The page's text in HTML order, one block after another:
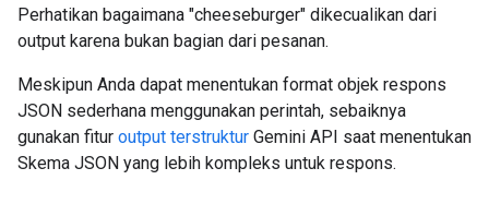
Perhatikan bagaimana "cheeseburger" dikecualikan dari
output karena bukan bagian dari pesanan.
Meskipun Anda dapat menentukan format objek respons
JSON sederhana menggunakan perintah, sebaiknya
gunakan fitur output terstruktur Gemini API saat menentukan
Skema JSON yang lebih kompleks untuk respons.